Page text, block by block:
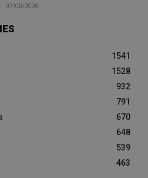
07/08/2026
1541
1528
932
791
670
648
539
463